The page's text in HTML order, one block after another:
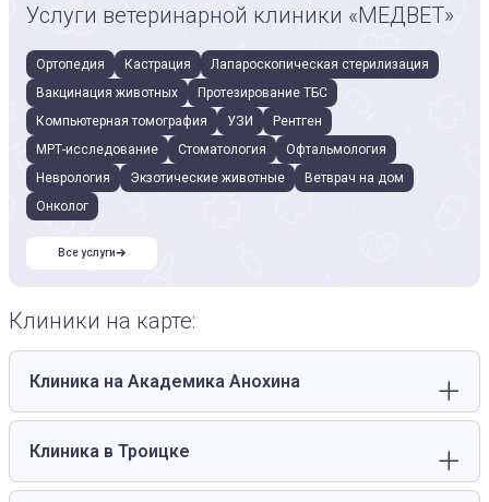
Услуги ветеринарной клиники «МЕДВЕТ»
Ортопедия Кастрация
Лапароскопическая стерилизация
Вакцинация животных
Протезирование ТБС
Компьютерная томография
УЗИ
Рентген
МРТ-исследование
Стоматология
Офтальмология
Неврология
Экзотические животные
Ветврач на дом
Онколог
Все услуги
Клиники на карте:
Клиника на Академика Анохина
Клиника в Троицке